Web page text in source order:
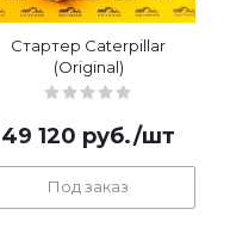
Стартер Caterpillar
(Original)
49 120 руб./шт
Под заказ